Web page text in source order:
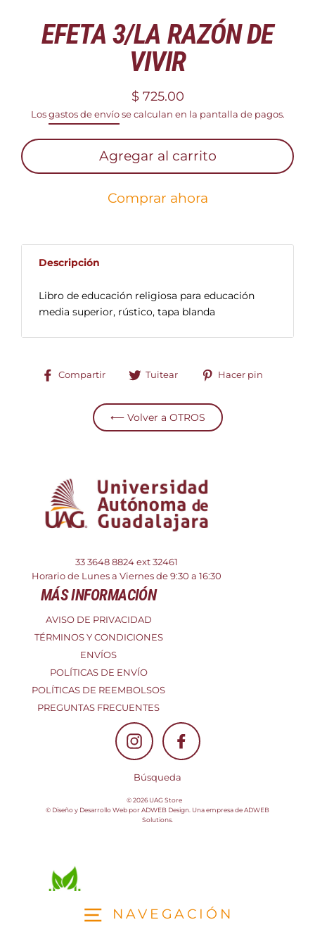
NAVEGACIÓN
EFETA 3/LA RAZÓN DE
VIVIR
Precio
habitual
$ 725.00
Los gastos de envíose calculan en la pantalla de pagos.
Agregar al carrito
Comprar ahora
Descripción
Libro de educación religiosa para educación
media superior, rústico, tapa blanda
Compartir
Compartir
Facebook
Tuitear
Tuitear
Twitter
Hacer pin
⟵ Volver a OTROS
33 3648 8824 ext 32461
Horario de Lunes a Viernes de 9:30 a 16:30
MÁS INFORMACIÓN
AVISO DE PRIVACIDAD
TÉRMINOS Y CONDICIONES
ENVÍOS
POLÍTICAS DE ENVÍO
POLÍTICAS DE REEMBOLSOS
PREGUNTAS FRECUENTES
Instagram Facebook
Búsqueda
© 2026 UAG Store
© Diseño y Desarrollo Web porADWEB Design . Una empresa deADWEB
Solutions